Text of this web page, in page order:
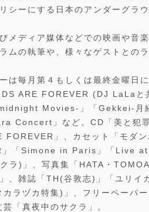
シーにする日本のアンダーグラ
メディア媒体などでの映画や音
ムの執筆や、様々なゲストとの
は毎月第４もしくは最終金曜日
ARE FOREVER (DJ LaLaと
Movies-」「Gekkei-月
Concert」など。CD「美と犯
FOREVER」、カセット「モダ
」「Simone in Paris」「Live
ラ)」、写真集「HATA・
、雑誌「TH(谷敦志)」「ユリイ
カラヅカ特集)」、フリーペーパ
「真夜中のサクラ」。